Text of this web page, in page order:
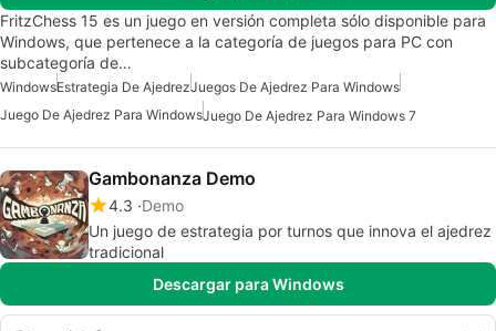
FritzChess 15 es un juego en versión completa sólo disponible para
Windows, que pertenece a la categoría de juegos para PC con
subcategoría de…
WindowsEstrategia De AjedrezJuegos De Ajedrez Para Windows
Juego De Ajedrez Para WindowsJuego De Ajedrez Para Windows 7
Gambonanza Demo
4.3 Demo
Un juego de estrategia por turnos que innova el ajedrez
tradicional
Descargar para Windows